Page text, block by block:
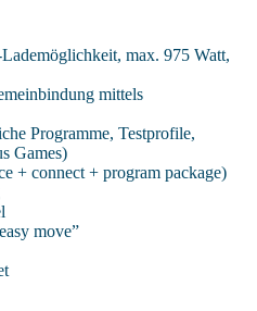
max. 975 Watt,
mittels
Programme, Testprofile,
Games)
+ connect + program package)
move”